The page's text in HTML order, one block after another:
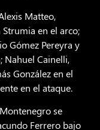
Matteo,
en el arco;
Gómez Pereyra y
Nahuel Cainelli,
González en el
en el ataque.
se
Ferrero bajo